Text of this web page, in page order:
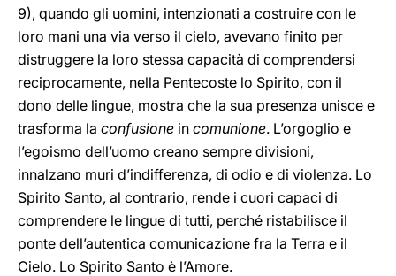
9), quando gli uomini, intenzionati a costruire con le
loro mani una via verso il cielo, avevano finito per
distruggere la loro stessa capacità di comprendersi
reciprocamente, nella Pentecoste lo Spirito, con il
dono delle lingue, mostra che la sua presenza unisce e
trasforma la confusione in comunione. L’orgoglio e
l’egoismo dell’uomo creano sempre divisioni,
innalzano muri d’indifferenza, di odio e di violenza. Lo
Spirito Santo, al contrario, rende i cuori capaci di
comprendere le lingue di tutti, perché ristabilisce il
ponte dell’autentica comunicazione fra la Terra e il
Cielo. Lo Spirito Santo è l’Amore.